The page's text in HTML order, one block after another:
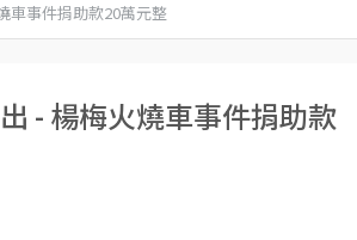
車事件捐助款20萬元整
- 楊梅火燒車事件捐助款